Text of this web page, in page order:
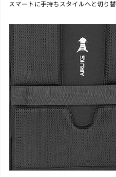
スマートに手持ちスタイルへと切り